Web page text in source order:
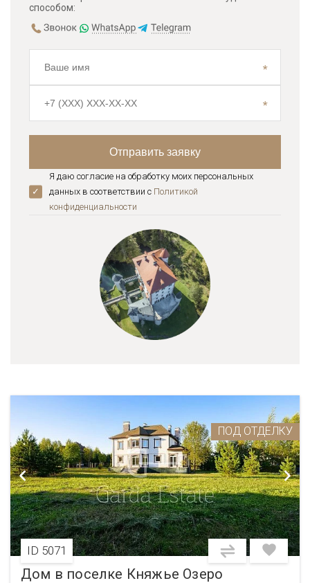
способом:
Я даю согласие на обработку моих персональных
данных в соответствии с Политикой
конфиденциальноcти
ПОД ОТДЕЛКУ
ID 5071
Дом в поселке Княжье Озеро